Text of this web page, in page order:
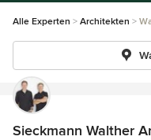
Alle Experten Architekten
Sieckmann Walther